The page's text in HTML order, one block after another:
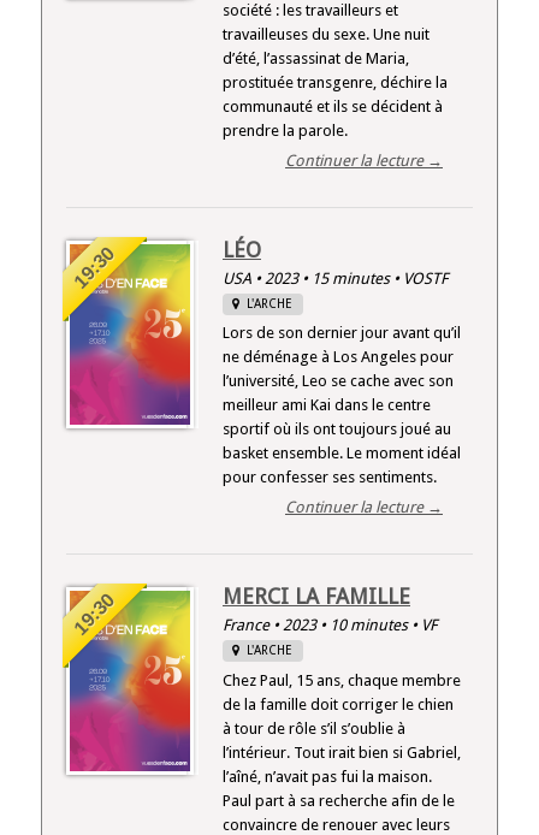
société : les travailleurs et
travailleuses du sexe. Une nuit
d’été, l’assassinat de Maria,
prostituée transgenre, déchire la
communauté et ils se décident à
prendre la parole.
Continuer la lecture →
19:30 LÉO
USA • 2023 • 15 minutes • VOSTF
L'ARCHE
Lors de son dernier jour avant qu’il
ne déménage à Los Angeles pour
l’université, Leo se cache avec son
meilleur ami Kai dans le centre
sportif où ils ont toujours joué au
basket ensemble. Le moment idéal
pour confesser ses sentiments.
Continuer la lecture →
19:30 MERCI LA FAMILLE
France • 2023 • 10 minutes • VF
L'ARCHE
Chez Paul, 15 ans, chaque membre
de la famille doit corriger le chien
à tour de rôle s’il s’oublie à
l’intérieur. Tout irait bien si Gabriel,
l’aîné, n’avait pas fui la maison.
Paul part à sa recherche afin de le
convaincre de renouer avec leurs